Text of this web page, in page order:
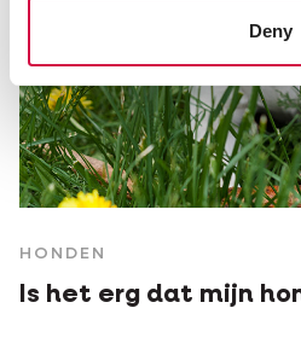
Deny
HONDEN
Is het erg dat mijn